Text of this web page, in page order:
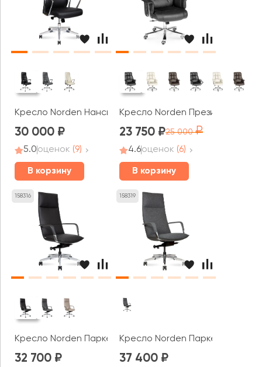
Кресло Norden Нанси / Nancy black
30 000
5.0оценок (9)
В корзину
Кресло Norden Президент
23 750 25 000
4.6оценок (6)
В корзину
158316
Кресло Norden Паркер / Parker
32 700
158319
Кресло Norden Паркер / Parker
37 400